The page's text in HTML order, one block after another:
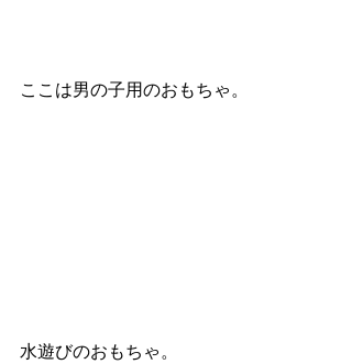
ここは男の子用のおもちゃ。
水遊びのおもちゃ。